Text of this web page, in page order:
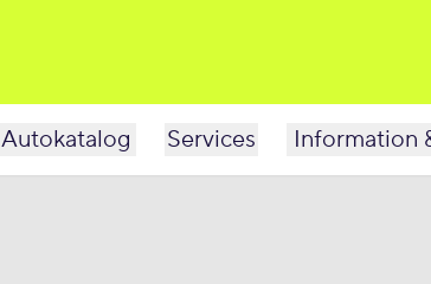
Autokatalog Services Information